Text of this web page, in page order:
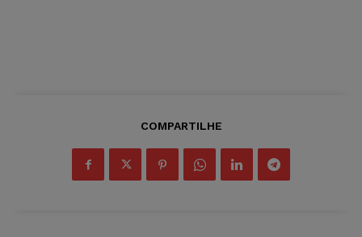
COMPARTILHE